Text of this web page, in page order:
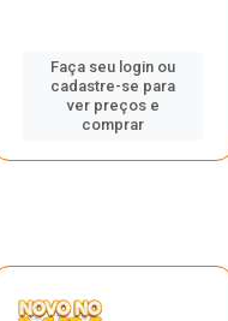
Faça seu login ou
cadastre-se para
ver preços e
comprar